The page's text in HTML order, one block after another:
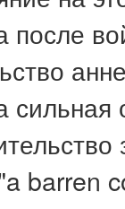
после
сильная
barren